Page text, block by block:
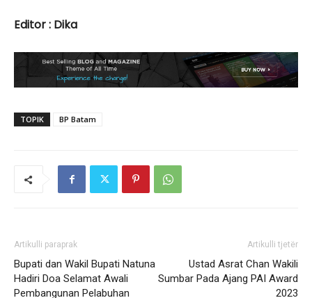
Editor : Dika
TOPIK BP Batam
Artikulli paraprak
Bupati dan Wakil Bupati Natuna
Hadiri Doa Selamat Awali
Pembangunan Pelabuhan
Artikulli tjetër
Ustad Asrat Chan Wakili
Sumbar Pada Ajang PAI Award
2023